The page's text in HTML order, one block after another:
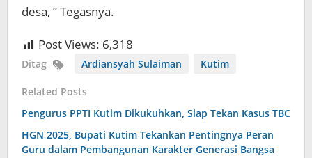
desa, ” Tegasnya.
Post Views: 6,318
Ditag Ardiansyah Sulaiman Kutim
Related Posts
Pengurus PPTI Kutim Dikukuhkan, Siap Tekan Kasus TBC
HGN 2025, Bupati Kutim Tekankan Pentingnya Peran
Guru dalam Pembangunan Karakter Generasi Bangsa